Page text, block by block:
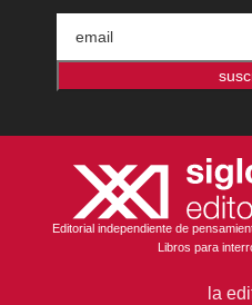
Editorial independiente de
Libros para
la